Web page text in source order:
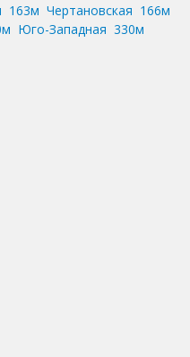
163м Чертановская 166м
Юго-Западная 330м